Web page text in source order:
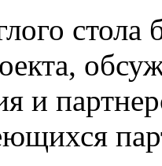
стола
и